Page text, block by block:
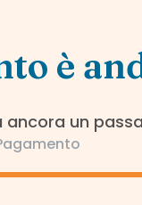
è
ancora un